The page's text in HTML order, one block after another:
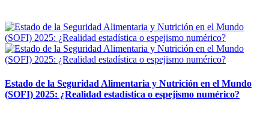
Estado de la Seguridad Alimentaria y Nutrición en el Mundo
(SOFI) 2025: ¿Realidad estadística o espejismo numérico?